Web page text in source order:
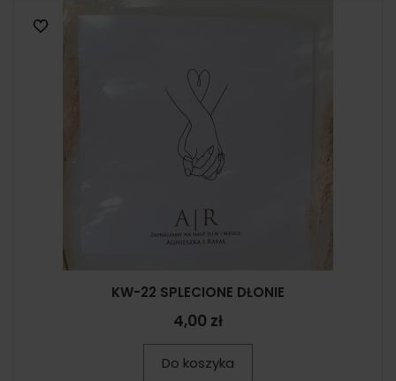
KW-22 SPLECIONE DŁONIE
4,00 zł
Do koszyka